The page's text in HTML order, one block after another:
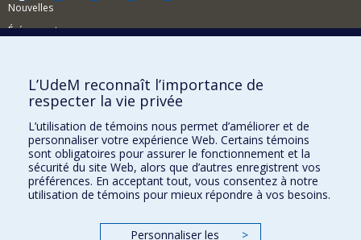
Nouvelles
Événements
BESOIN D'AIDE?
Plan du site
Signaler une erreur
Accessibilité
FACULTÉ DES ARTS ET DES SCIENCES
L’UdeM reconnaît l’importance de
respecter la vie privée
L’utilisation de témoins nous permet d’améliorer et de
personnaliser votre expérience Web. Certains témoins
sont obligatoires pour assurer le fonctionnement et la
sécurité du site Web, alors que d’autres enregistrent vos
préférences. En acceptant tout, vous consentez à notre
utilisation de témoins pour mieux répondre à vos besoins.
Personnaliser les >